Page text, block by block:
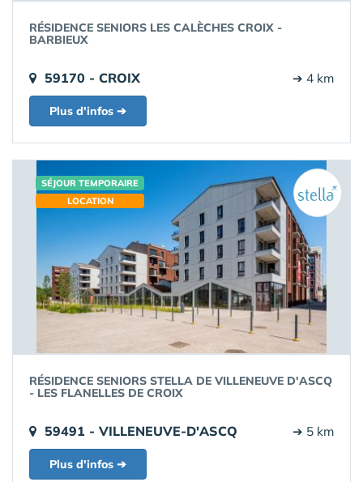
RÉSIDENCE SENIORS LES CALÈCHES CROIX -
BARBIEUX
59170 - CROIX ➔ 4 km
Plus d'infos ➔
SÉJOUR TEMPORAIRE
LOCATION
RÉSIDENCE SENIORS STELLA DE VILLENEUVE D'ASCQ
- LES FLANELLES DE CROIX
59491 - VILLENEUVE-D'ASCQ ➔ 5 km
Plus d'infos ➔